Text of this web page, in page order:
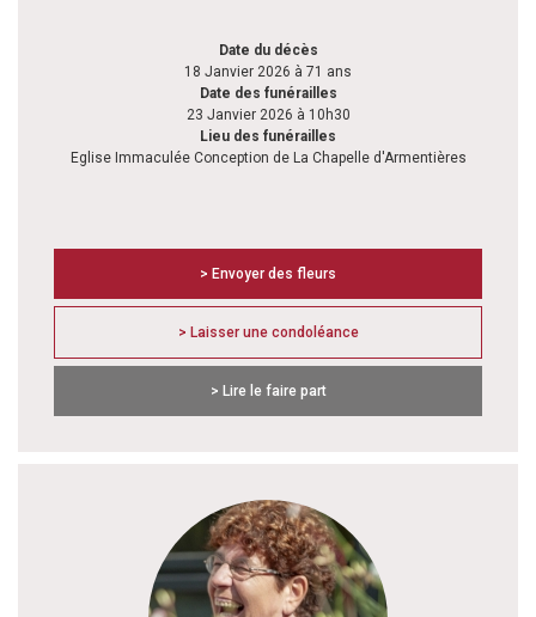
Date du décès
18 Janvier 2026 à 71 ans
Date des funérailles
23 Janvier 2026 à 10h30
Lieu des funérailles
Eglise Immaculée Conception de La Chapelle d'Armentières
> Envoyer des fleurs
> Laisser une condoléance
> Lire le faire part